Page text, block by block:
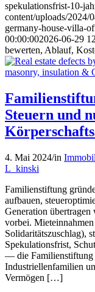
spekulationsfrist-10-
content/uploads/2024/
germany-house-villa-
00:00:002026-06-29
bewerten, Ablauf,
Steuern und
4. Mai 2024/in
L_kinski
Familienstiftung
aufbauen,
Generation
vorbei.
Solidaritätszuschlag),
Spekulationsfrist,
— die Familienstiftung
Industriellenfamilien
Vermögen […]